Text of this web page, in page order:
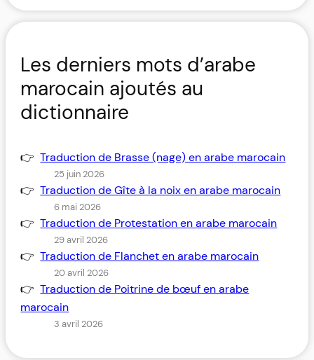
Les derniers mots d’arabe
marocain ajoutés au
dictionnaire
Traduction de Brasse (nage) en arabe marocain
25 juin 2026
Traduction de Gîte à la noix en arabe marocain
6 mai 2026
Traduction de Protestation en arabe marocain
29 avril 2026
Traduction de Flanchet en arabe marocain
20 avril 2026
Traduction de Poitrine de bœuf en arabe
marocain
3 avril 2026